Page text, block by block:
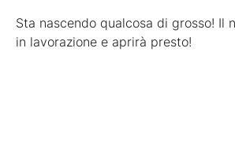
Sta nascendo qualcosa di grosso! Il
in lavorazione e aprirà presto!